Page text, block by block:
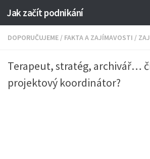
Jak začít podnikání
DOPORUČUJEME / FAKTA A ZAJÍMAVOSTI /
Terapeut, stratég, archivář…
projektový koordinátor?